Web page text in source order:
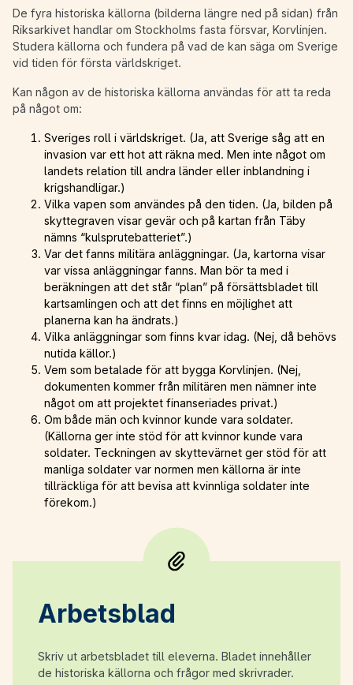
De fyra historiska källorna (bilderna längre ned på sidan) från
Riksarkivet handlar om Stockholms fasta försvar, Korvlinjen.
Studera källorna och fundera på vad de kan säga om Sverige
vid tiden för första världskriget.
Kan någon av de historiska källorna användas för att ta reda
på något om:
Sveriges roll i världskriget. (Ja, att Sverige såg att en
invasion var ett hot att räkna med. Men inte något om
landets relation till andra länder eller inblandning i
krigshandligar.)
Vilka vapen som användes på den tiden. (Ja, bilden på
skyttegraven visar gevär och på kartan från Täby
nämns “kulsprutebatteriet”.)
Var det fanns militära anläggningar. (Ja, kartorna visar
var vissa anläggningar fanns. Man bör ta med i
beräkningen att det står “plan” på försättsbladet till
kartsamlingen och att det finns en möjlighet att
planerna kan ha ändrats.)
Vilka anläggningar som finns kvar idag. (Nej, då behövs
nutida källor.)
Vem som betalade för att bygga Korvlinjen. (Nej,
dokumenten kommer från militären men nämner inte
något om att projektet finanseriades privat.)
Om både män och kvinnor kunde vara soldater.
(Källorna ger inte stöd för att kvinnor kunde vara
soldater. Teckningen av skyttevärnet ger stöd för att
manliga soldater var normen men källorna är inte
tillräckliga för att bevisa att kvinnliga soldater inte
förekom.)
Arbetsblad
Skriv ut arbetsbladet till eleverna. Bladet innehåller
de historiska källorna och frågor med skrivrader.